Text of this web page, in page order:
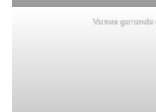
Vamos ganando